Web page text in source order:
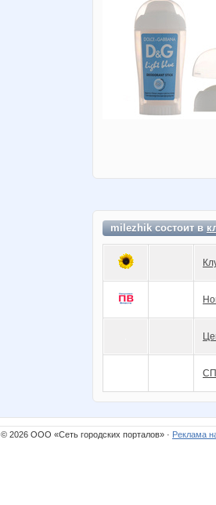
milezhik состоит в
© 2026 ООО «Сеть городских порталов» · Реклама